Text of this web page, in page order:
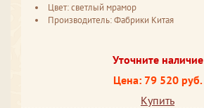
Цвет: светлый мрамор
Производитель: Фабрики Китая
Уточните наличие
Цена: 79 520 руб.
Купить